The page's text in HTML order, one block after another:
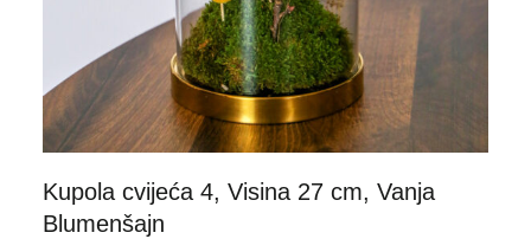
Kupola cvijeća 4, Visina 27 cm, Vanja
Blumenšajn